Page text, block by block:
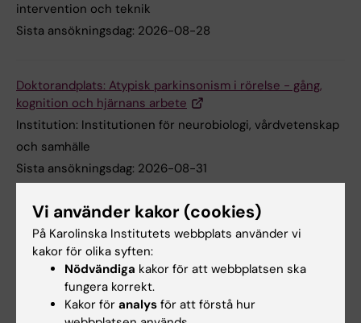
intervention och teknik
Sista ansökningsdag: 2026-08-28
Doktorandplats: Atypisk parkinsonism i rörelse - gång,
kognition och hjärnans arbete
Institution: Institutionen för neurobiologi, vårdvetenskap
och samhälle
Sista ansökningsdag: 2026-08-31
Doktorandtjänst inom beräkningsbaserad patologi och
medicinsk artificiell intelligens
Institution:Institutionen för medicinsk epidemiologi och
biostatistik
Sista ansökningsdag: 2026-08-31
Vi använder kakor (cookies)
På Karolinska Institutets webbplats använder vi
kakor för olika syften:
Nödvändiga kakor för att webbplatsen ska
fungera korrekt.
Kakor för analys för att förstå hur